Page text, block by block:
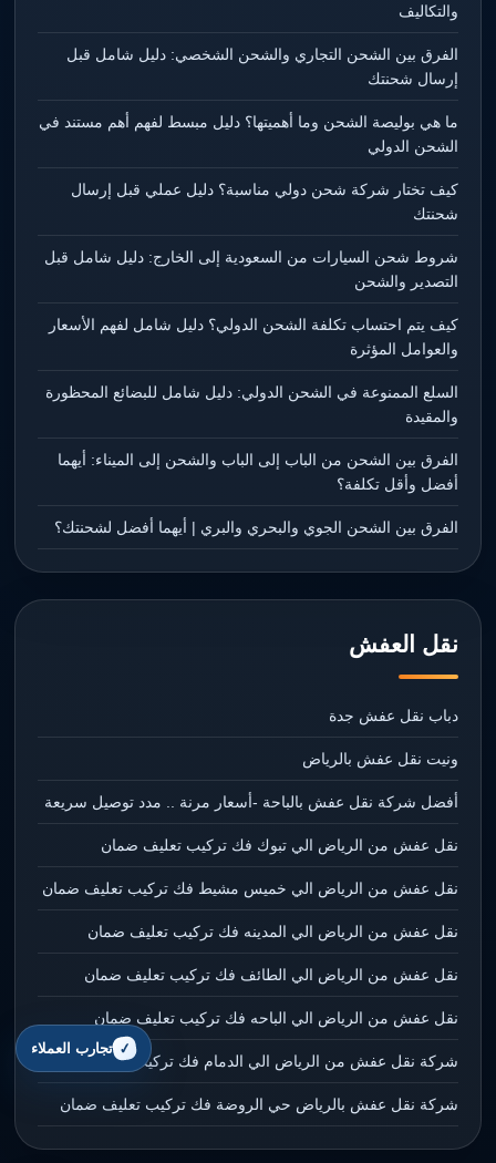
والتكاليف
الفرق بين الشحن التجاري والشحن الشخصي: دليل شامل قبل
إرسال شحنتك
ما هي بوليصة الشحن وما أهميتها؟ دليل مبسط لفهم أهم مستند في
الشحن الدولي
كيف تختار شركة شحن دولي مناسبة؟ دليل عملي قبل إرسال
شحنتك
شروط شحن السيارات من السعودية إلى الخارج: دليل شامل قبل
التصدير والشحن
كيف يتم احتساب تكلفة الشحن الدولي؟ دليل شامل لفهم الأسعار
والعوامل المؤثرة
السلع الممنوعة في الشحن الدولي: دليل شامل للبضائع المحظورة
والمقيدة
الفرق بين الشحن من الباب إلى الباب والشحن إلى الميناء: أيهما
أفضل وأقل تكلفة؟
الفرق بين الشحن الجوي والبحري والبري | أيهما أفضل لشحنتك؟
نقل العفش
دباب نقل عفش جدة
ونيت نقل عفش بالرياض
أفضل شركة نقل عفش بالباحة -أسعار مرنة .. مدد توصيل سريعة
نقل عفش من الرياض الي تبوك فك تركيب تعليف ضمان
نقل عفش من الرياض الي خميس مشيط فك تركيب تعليف ضمان
نقل عفش من الرياض الي المدينه فك تركيب تعليف ضمان
نقل عفش من الرياض الي الطائف فك تركيب تعليف ضمان
نقل عفش من الرياض الي الباحه فك تركيب تعليف ضمان
شركة نقل عفش من الرياض الي الدمام فك تركيب تعليف ضمان
شركة نقل عفش بالرياض حي الروضة فك تركيب تعليف ضمان
تجارب العملاء